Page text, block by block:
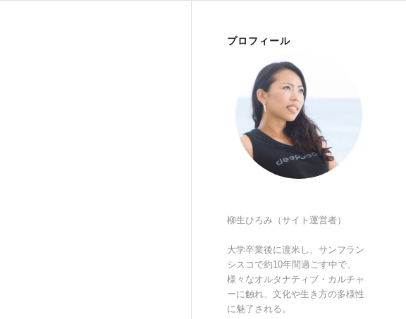
プロフィール
柳生ひろみ（サイト運営者）
大学卒業後に渡米し、サンフラン
シスコで約10年間過ごす中で、
様々なオルタナティブ・カルチャ
ーに触れ、文化や生き方の多様性
に魅了される。